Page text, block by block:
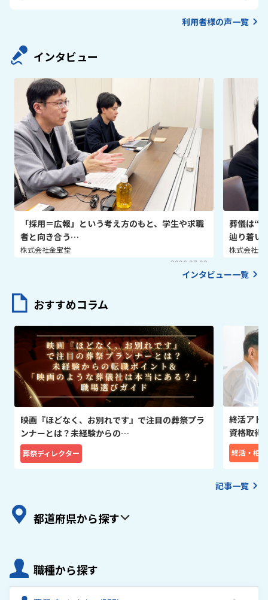
利用者様の声一覧
インタビュー
インタビュー一覧
「採用＝広報」という考え方のもと、学生や求職
者と向き合う…
株式会社金宝堂
2026.07.03
葬儀は“
辿り着い
株式会社金
おすすめコラム
記事一覧
映画『ほどなく、お別れです』で注目の葬祭プラ
ンナーとは？未経験からの…
葬祭ディレクター
終活アド
資格取得
終活・相
都道府県から探す
職種から探す